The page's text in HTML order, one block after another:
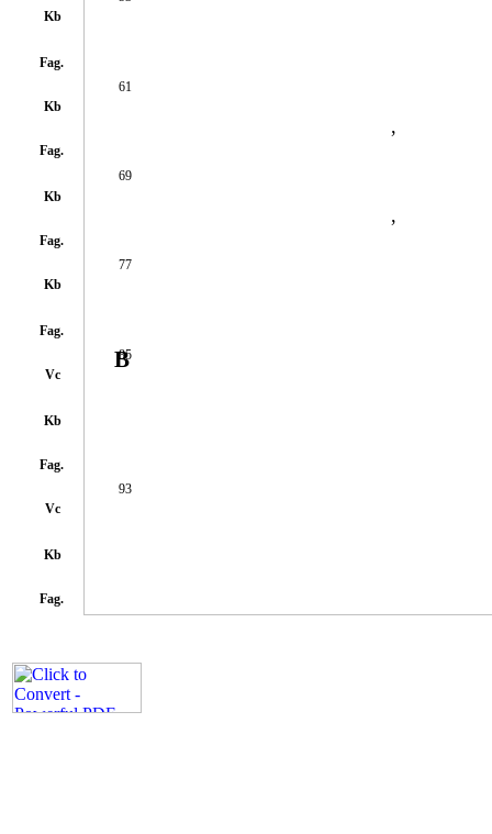
Kb
Fag.
Kb
Fag.
61
,
Kb
Fag.
69
,
Kb
Fag.
77
Vc
Kb
Fag.
85
B
Vc
Kb
Fag.
93